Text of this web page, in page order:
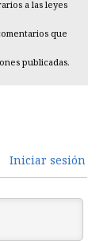
a las leyes
que
publicadas.
Iniciar sesión